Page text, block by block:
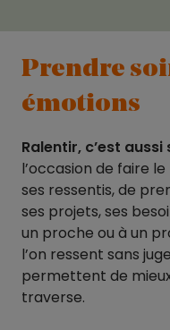
Prendre
émotions
Ralentir, c’est aussi
l’occasion de faire
ses ressentis, de
ses projets, ses
un proche ou à un
l’on ressent sans
permettent de
traverse.